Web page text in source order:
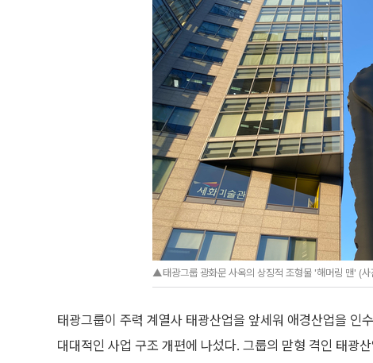
▲태광그룹 광화문 사옥의 상징적 조형물 '해머링 맨' (
태광그룹이 주력 계열사 태광산업을 앞세워 애경산업을 인
대대적인 사업 구조 개편에 나섰다. 그룹의 맏형 격인 태광